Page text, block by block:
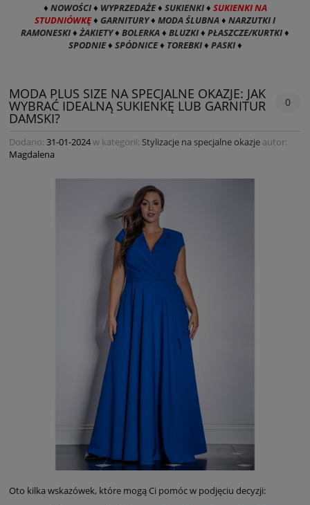
♦ NOWOŚCI♦ WYPRZEDAŻE♦ SUKIENKI♦ SUKIENKI NA
STUDNIÓWKĘ♦ GARNITURY♦ MODA ŚLUBNA♦ NARZUTKI I
RAMONESKI♦ŻAKIETY♦ BOLERKA♦ BLUZKI♦ PŁASZCZE/KURTKI♦
SPODNIE♦ SPÓDNICE♦ TOREBKI♦ PASKI♦
MODA PLUS SIZE NA SPECJALNE OKAZJE: JAK
WYBRAĆ IDEALNĄ SUKIENKĘ LUB GARNITUR
DAMSKI?
0
Dodano: 31-01-2024w kategorii: Stylizacje na specjalne okazje autor:
Magdalena
Oto kilka wskazówek, które mogą Ci pomóc w podjęciu decyzji: